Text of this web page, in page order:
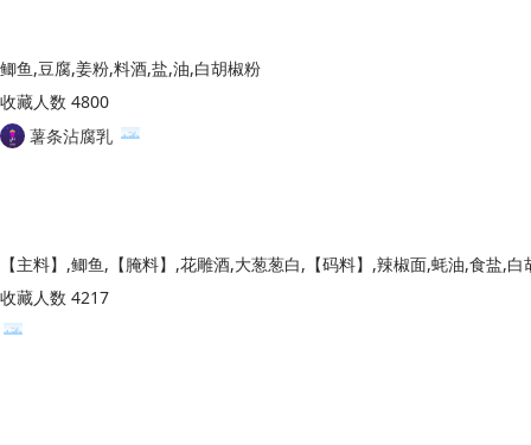
鲫鱼,豆腐,姜粉,料酒,盐,油,白胡椒粉
收藏人数 4800
薯条沾腐乳
收藏人数 4217